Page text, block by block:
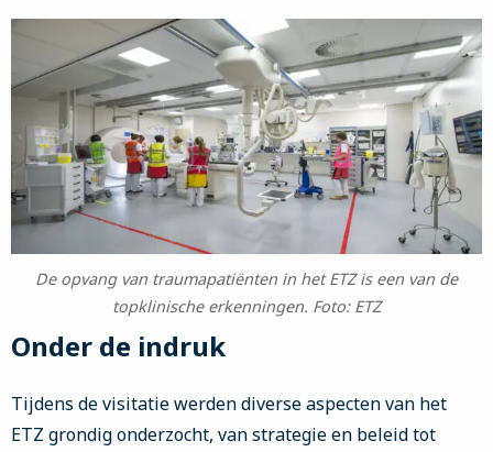
De opvang van traumapatiënten in het ETZ is een van de
topklinische erkenningen. Foto: ETZ
Onder de indruk
Tijdens de visitatie werden diverse aspecten van het
ETZ grondig onderzocht, van strategie en beleid tot